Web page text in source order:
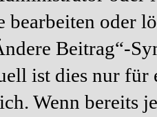
bearbeiten oder
Beitrag“-
ist dies nur für
Wenn bereits